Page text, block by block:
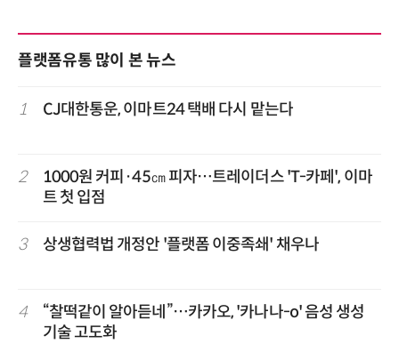
플랫폼유통 많이 본 뉴스
1 CJ대한통운, 이마트24 택배 다시 맡는다
2
1000원 커피·45㎝ 피자…트레이더스 'T-카페', 이마
트 첫 입점
3 상생협력법 개정안 '플랫폼 이중족쇄' 채우나
4
“찰떡같이 알아듣네”…카카오, '카나나-o' 음성 생성
기술 고도화